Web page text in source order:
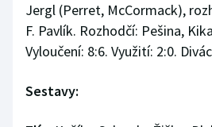
Jergl (Perret, McCormack),
F. Pavlík. Rozhodčí: Pešina,
Vyloučení: 8:6. Využití: 2:0.
Sestavy: